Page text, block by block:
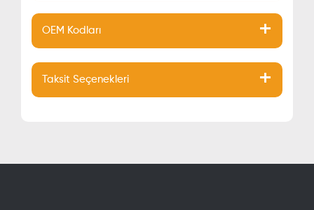
OEM Kodları
Taksit Seçenekleri